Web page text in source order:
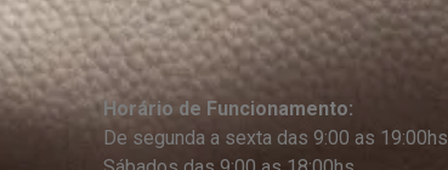
Horário de Funcionamento:
De segunda a sexta das 9:00 as 19:00hs